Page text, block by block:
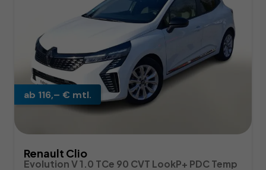
ab 116,– € mtl.
Renault Clio
Evolution V 1.0 TCe 90 CVT LookP+ PDC Temp